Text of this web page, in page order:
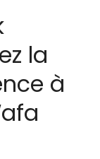
la
à